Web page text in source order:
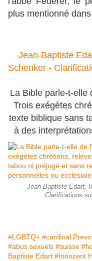
plus mentionné
Jean-Baptiste
Schenker -
La Bible parle-t-elle
Trois exégètes
texte biblique sans
à des
Jean-Baptiste Edart,
Clarifications
#LGBTQ+ #cardinal
#abus sexuels #suisse
Baptiste Edart #Innocent